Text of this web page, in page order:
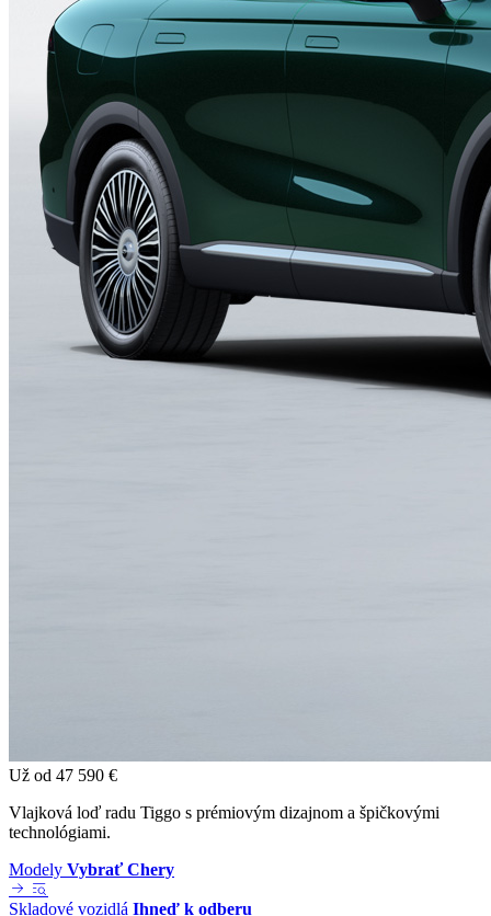
Už od 47 590 €
Vlajková loď radu Tiggo s prémiovým dizajnom a špičkovými
technológiami.
Modely Vybrať Chery
Skladové vozidlá Ihneď k odberu